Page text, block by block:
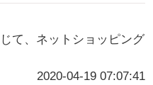
て、ネットショッピング
2020-04-19 07:07:41